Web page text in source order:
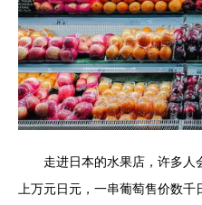
走进日本的水果店，许多人
上万元日元，一串葡萄售价数